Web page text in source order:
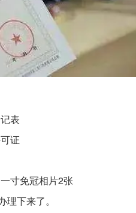
表
证
寸免冠相片2张
下来了。